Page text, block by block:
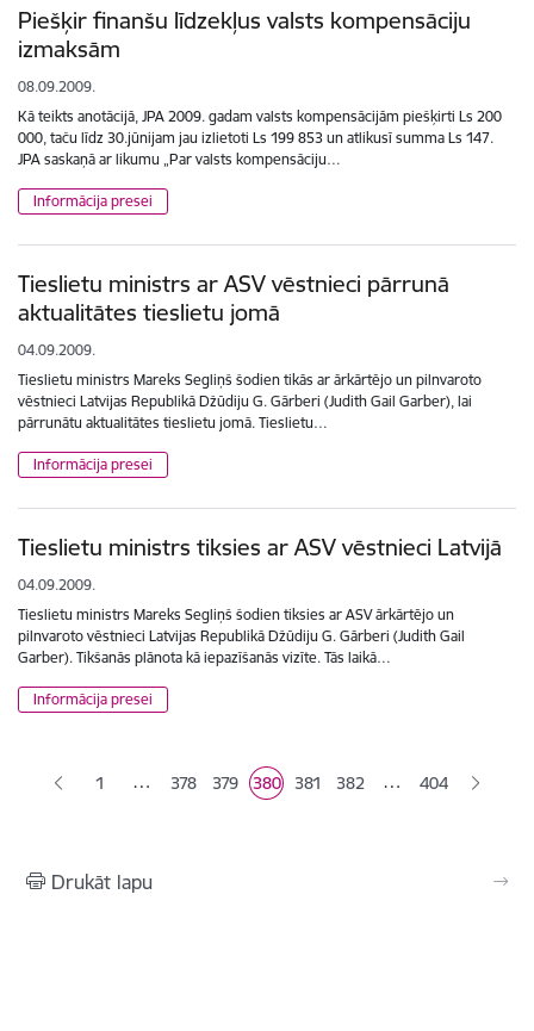
Piešķir finanšu līdzekļus valsts kompensāciju
izmaksām
08.09.2009.
Kā teikts anotācijā, JPA 2009. gadam valsts kompensācijām piešķirti Ls 200
000, taču līdz 30.jūnijam jau izlietoti Ls 199 853 un atlikusī summa Ls 147.
JPA saskaņā ar likumu „Par valsts kompensāciju…
Informācija presei
Tieslietu ministrs ar ASV vēstnieci pārrunā
aktualitātes tieslietu jomā
04.09.2009.
Tieslietu ministrs Mareks Segliņš šodien tikās ar ārkārtējo un pilnvaroto
vēstnieci Latvijas Republikā Džūdiju G. Gārberi (Judith Gail Garber), lai
pārrunātu aktualitātes tieslietu jomā. Tieslietu…
Informācija presei
Tieslietu ministrs tiksies ar ASV vēstnieci Latvijā
04.09.2009.
Tieslietu ministrs Mareks Segliņš šodien tiksies ar ASV ārkārtējo un
pilnvaroto vēstnieci Latvijas Republikā Džūdiju G. Gārberi (Judith Gail
Garber). Tikšanās plānota kā iepazīšanās vizīte. Tās laikā…
Informācija presei
1 … Lapa
378 Lapa
379 Pašreizējā lapa
380 Lapa
381 Lapa
382 … 404
Drukāt lapu